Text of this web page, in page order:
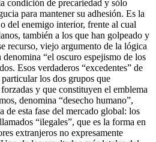
condición de precariedad y sólo
para mantener su adhesión. Es la
del enemigo interior, frente al cual
también a los que han golpeado y
recurso, viejo argumento de la lógica
“el oscuro espejismo de los
Esos verdaderos “excedentes” de
los dos grupos que
y que constituyen el emblema
denomina “desecho humano”,
de esta fase del mercado global: los
“ilegales”, que es la forma en
extranjeros no expresamente